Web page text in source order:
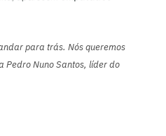
para trás. Nós queremos
Nuno Santos, líder do